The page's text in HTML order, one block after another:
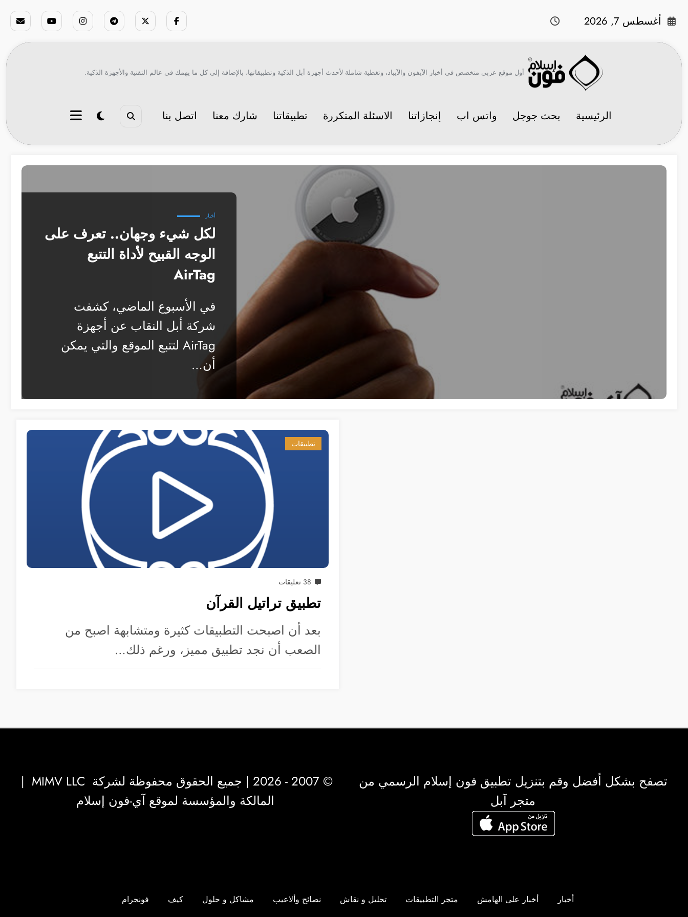
أغسطس 7, 2026
أول موقع عربي متخصص في أخبار الآيفون والآيباد، وتغطية شاملة لأحدث أجهزة أبل الذكية وتطبيقاتها، بالإضافة إلى كل ما يهمك في عالم التقنية والأجهزة الذكية.
الرئيسية بحث جوجل واتس اب إنجازاتنا الاسئلة المتكررة تطبيقاتنا شارك معنا اتصل بنا
أخبار
لكل شيء وجهان.. تعرف على
الوجه القبيح لأداة التتبع
AirTag
في الأسبوع الماضي، كشفت
شركة أبل النقاب عن أجهزة
AirTag لتتبع الموقع والتي يمكن
أن…
تطبيقات
38 تعليقات
تطبيق تراتيل القرآن
بعد أن اصبحت التطبيقات كثيرة ومتشابهة اصبح من
الصعب أن نجد تطبيق مميز، ورغم ذلك…
تصفح بشكل أفضل وقم بتنزيل تطبيق فون إسلام الرسمي من
متجر آبل
© 2007 - 2026 | جميع الحقوق محفوظة لشركة MIMV LLC
|
المالكة والمؤسسة لموقع آي-فون إسلام
أخبار أخبار على الهامش متجر التطبيقات تحليل و نقاش نصائح وألاعيب مشاكل و حلول كيف فونجرام